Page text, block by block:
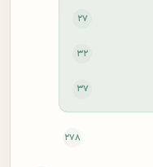
۲۷
۳۲
۳۷
۲۷۸